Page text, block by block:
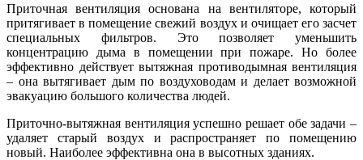
Приточная вентиляция основана на вентиляторе, который
притягивает в помещение свежий воздух и очищает его засчет
специальных фильтров. Это позволяет уменьшить
концентрацию дыма в помещении при пожаре. Но более
эффективно действует вытяжная противодымная вентиляция
– она вытягивает дым по воздуховодам и делает возможной
эвакуацию большого количества людей.
Приточно-вытяжная вентиляция успешно решает обе задачи –
удаляет старый воздух и распространяет по помещению
новый. Наиболее эффективна она в высотных зданиях.